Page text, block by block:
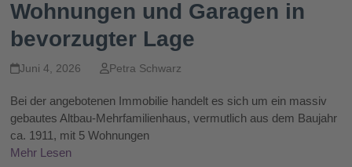
Wohnungen und Garagen in
bevorzugter Lage
Juni 4, 2026 Petra Schwarz
Bei der angebotenen Immobilie handelt es sich um ein massiv
gebautes Altbau-Mehrfamilienhaus, vermutlich aus dem Baujahr
ca. 1911, mit 5 Wohnungen
Mehr Lesen